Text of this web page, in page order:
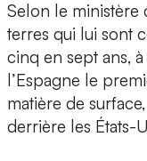
Selon le ministère
terres qui lui sont
cinq en sept ans,
l’Espagne le
matière de
derrière les États-